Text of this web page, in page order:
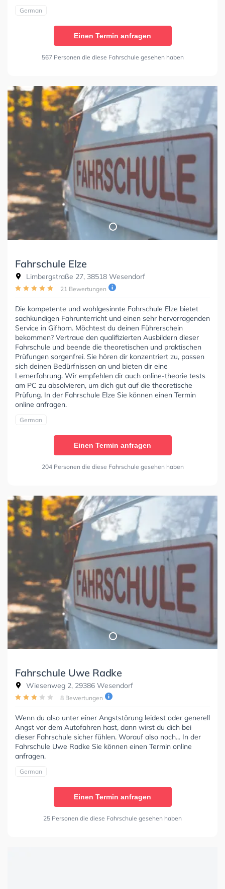
German
Einen Termin anfragen
567 Personen die diese Fahrschule gesehen haben
Fahrschule Elze
Limbergstraße 27, 38518 Wesendorf
21 Bewertungen
Die kompetente und wohlgesinnte Fahrschule Elze bietet
sachkundigen Fahrunterricht und einen sehr hervorragenden
Service in Gifhorn. Möchtest du deinen Führerschein
bekommen? Vertraue den qualifizierten Ausbildern dieser
Fahrschule und beende die theoretischen und praktischen
Prüfungen sorgenfrei. Sie hören dir konzentriert zu, passen
sich deinen Bedürfnissen an und bieten dir eine
Lernerfahrung. Wir empfehlen dir auch online-theorie tests
am PC zu absolvieren, um dich gut auf die theoretische
Prüfung. In der Fahrschule Elze Sie können einen Termin
online anfragen.
German
Einen Termin anfragen
204 Personen die diese Fahrschule gesehen haben
Fahrschule Uwe Radke
Wiesenweg 2, 29386 Wesendorf
8 Bewertungen
Wenn du also unter einer Angststörung leidest oder generell
Angst vor dem Autofahren hast, dann wirst du dich bei
dieser Fahrschule sicher fühlen. Worauf also noch... In der
Fahrschule Uwe Radke Sie können einen Termin online
anfragen.
German
Einen Termin anfragen
25 Personen die diese Fahrschule gesehen haben